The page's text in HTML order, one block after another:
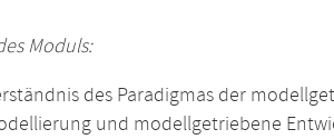
Moduls:
des Paradigmas der
und modellgetriebene